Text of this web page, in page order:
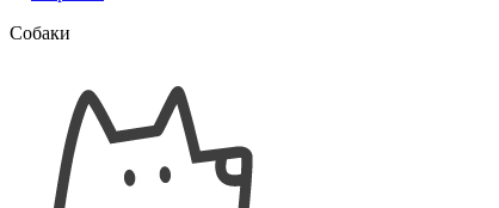
Собаки